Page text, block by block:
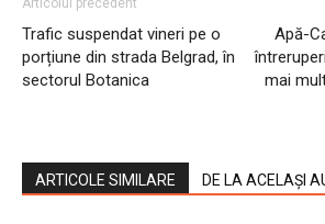
Articolul precedent
Trafic suspendat vineri pe o
porțiune din strada Belgrad, în
sectorul Botanica
Apă-
mai
ARTICOLE SIMILARE DE LA ACELAȘI